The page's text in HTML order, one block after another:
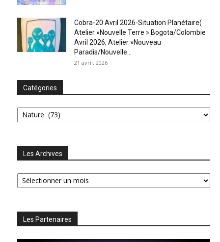
Cobra-20 Avril 2026-Situation Planétaire(
Atelier »Nouvelle Terre » Bogota/Colombie
Avril 2026, Atelier »Nouveau
Paradis/Nouvelle...
21 avril, 2026
Catégories
Catégories
Les Archives
Les
Archives
Les Partenaires